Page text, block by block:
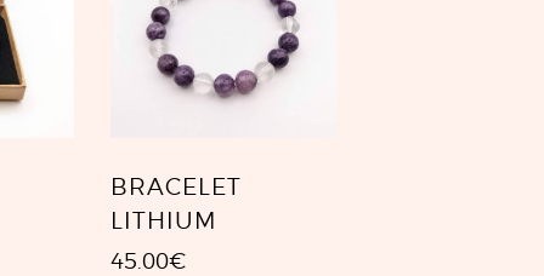
BRACELET
LITHIUM
45.00€